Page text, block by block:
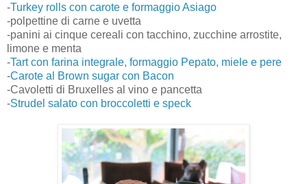
-Turkey rolls con carote e formaggio Asiago
-polpettine di carne e uvetta
-panini ai cinque cereali con tacchino, zucchine arrostite,
limone e menta
-Tart con farina integrale, formaggio Pepato, miele e pere
-Carote al Brown sugar con Bacon
-Cavoletti di Bruxelles al vino e pancetta
-Strudel salato con broccoletti e speck